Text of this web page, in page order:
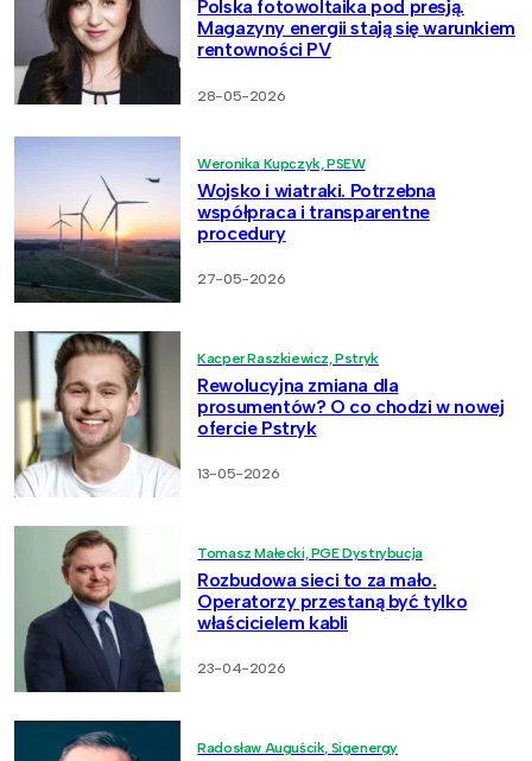
Polska fotowoltaika pod presją.
Magazyny energii stają się warunkiem
rentowności PV
28-05-2026
Weronika Kupczyk, PSEW
Wojsko i wiatraki. Potrzebna
współpraca i transparentne
procedury
27-05-2026
Kacper Raszkiewicz, Pstryk
Rewolucyjna zmiana dla
prosumentów? O co chodzi w nowej
ofercie Pstryk
13-05-2026
Tomasz Małecki, PGE Dystrybucja
Rozbudowa sieci to za mało.
Operatorzy przestaną być tylko
właścicielem kabli
23-04-2026
Radosław Auguścik, Sigenergy